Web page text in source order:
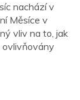
nachází v
Měsíce v
vliv na to, jak
ovlivňovány